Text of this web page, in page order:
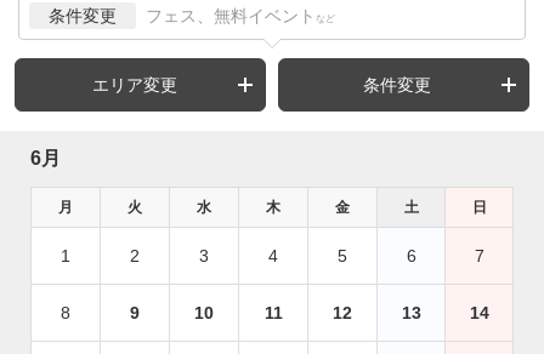
条件変更 フェス、無料イベント など
エリア変更 条件変更
6月
月 火 水 木 金 土 日
1 2 3 4 5 6 7
8 9 10 11 12 13 14